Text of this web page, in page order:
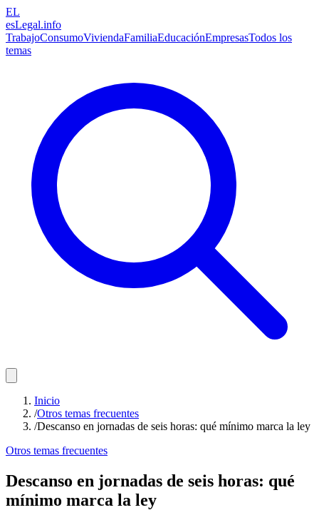
EL
esLegal.info
TrabajoConsumoViviendaFamiliaEducaciónEmpresasTodos los
temas
Inicio
/Otros temas frecuentes
/Descanso en jornadas de seis horas: qué mínimo marca la ley
Otros temas frecuentes
Descanso en jornadas de seis horas: qué
mínimo marca la ley